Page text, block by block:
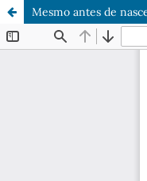
Mesmo antes de